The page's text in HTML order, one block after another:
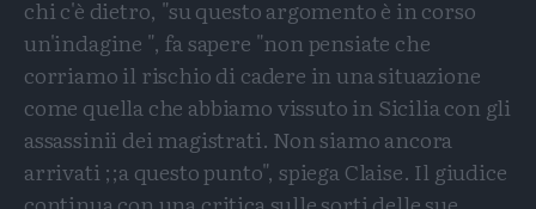
chi c'è dietro, "su questo argomento è in corso
un'indagine ", fa sapere "non pensiate che
corriamo il rischio di cadere in una situazione
come quella che abbiamo vissuto in Sicilia con gli
assassinii dei magistrati. Non siamo ancora
arrivati ;;a questo punto", spiega Claise. Il giudice